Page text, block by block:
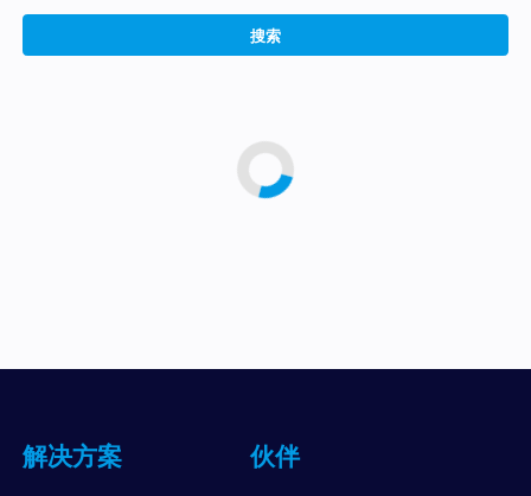
搜索
解决方案 伙伴